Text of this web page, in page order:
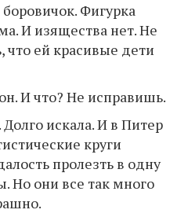
Фигурка
И изящества нет. Не
что ей красивые дети
И что? Не исправишь.
искала. И в Питер
круги
пролезть в одну
Но они все так много